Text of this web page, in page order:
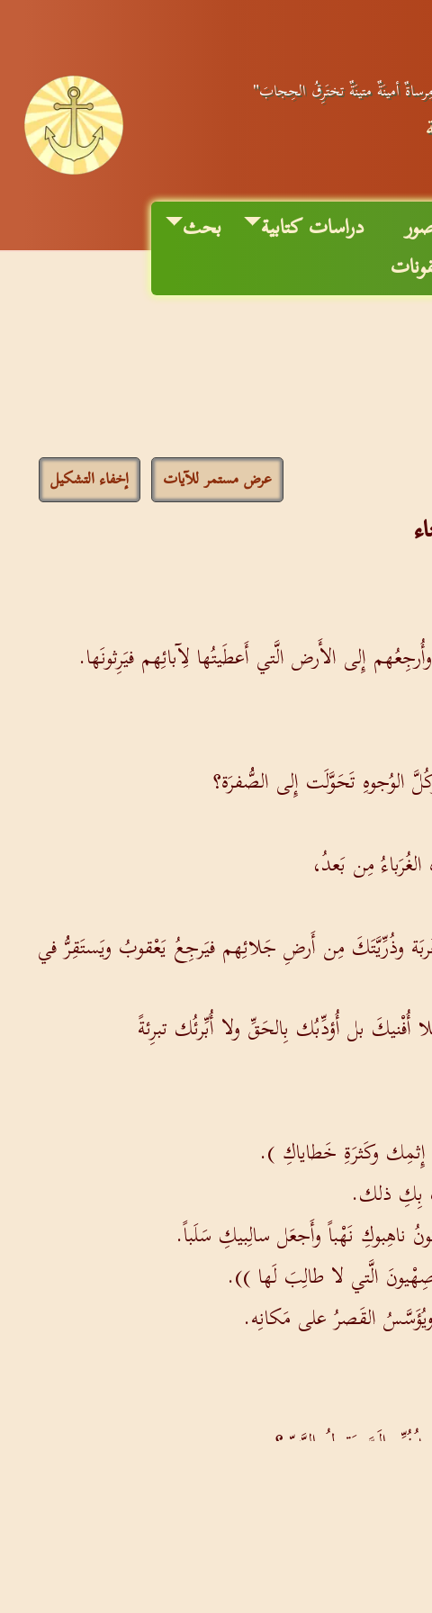
أمينَةٌ متينَةٌ تختَرِقُ الحِجابَ"
دراسات كتابية بحث
عرض مستمر للآيات إخفاء التشكيل
إِلى الأَرض الَّتي أَعطَيتُها لِآبائِهم فيَرِثونَها.
الوُجوهِ تَحَوَّلَت إِلى الصُّفرَة؟
مِن بَعدُ،
وذُرِّيَّتَكَ مِن أَرضِ جَلائِهم فيَرجِعُ يَعْقوبُ ويَستَقِرُّ في
بل أُؤدِّبُك بِالحَقِّ ولا أُبِّرئُك تبرِئةً
وكَثرَةِ خَطاياكِ ).
بِكِ ذلك.
نَهْباً وأَجعَل سالِبيكِ سَلَباً.
الَّتي لا طالِبَ لَها )).
القَصرُ على مَكانِه.
إِلَيَّ يَقولُ الرَّبّ؟